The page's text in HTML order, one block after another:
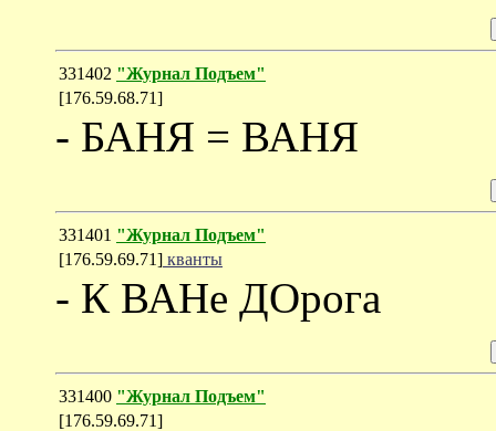
331402 "Журнал Подъем"
[176.59.68.71]
- БАНЯ = ВАНЯ
331401 "Журнал Подъем"
[176.59.69.71] кванты
- К ВАНе ДОрога
331400 "Журнал Подъем"
[176.59.69.71]